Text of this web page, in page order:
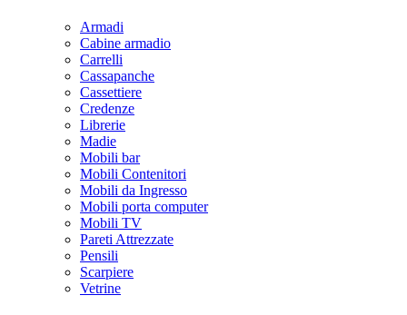
Armadi
Cabine armadio
Carrelli
Cassapanche
Cassettiere
Credenze
Librerie
Madie
Mobili bar
Mobili Contenitori
Mobili da Ingresso
Mobili porta computer
Mobili TV
Pareti Attrezzate
Pensili
Scarpiere
Vetrine